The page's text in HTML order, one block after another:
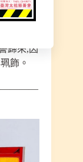
名霸
忍辱負
歸來,因
飾。